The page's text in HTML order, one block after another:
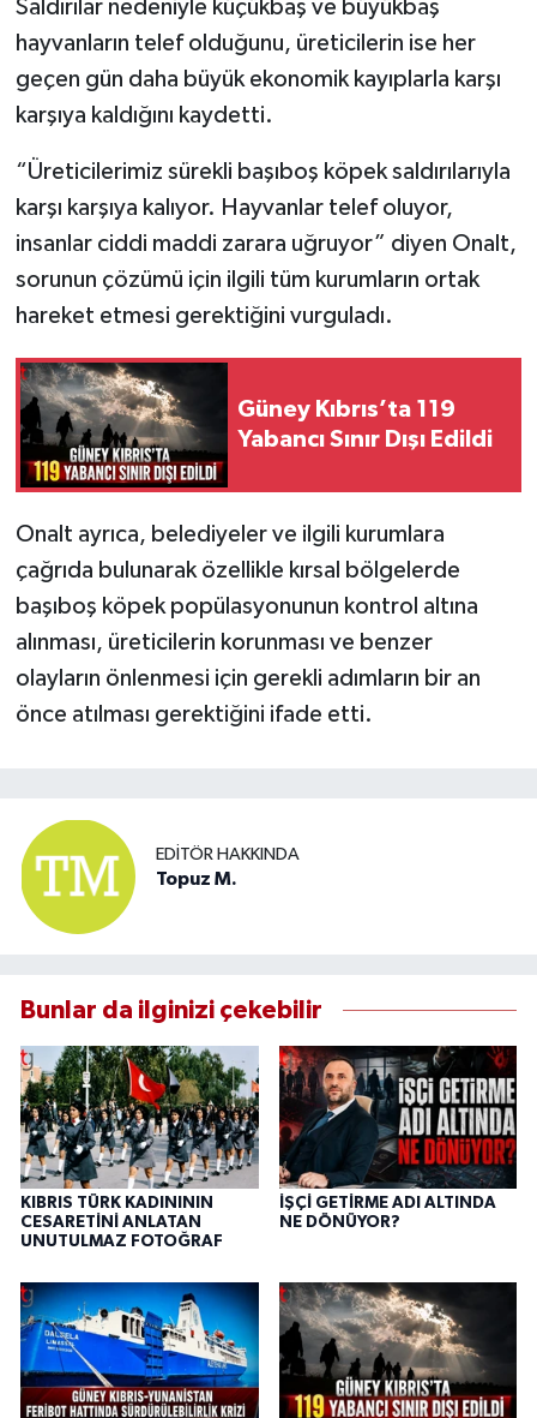
Saldırılar nedeniyle küçükbaş ve büyükbaş
hayvanların telef olduğunu, üreticilerin ise her
geçen gün daha büyük ekonomik kayıplarla karşı
karşıya kaldığını kaydetti.
“Üreticilerimiz sürekli başıboş köpek saldırılarıyla
karşı karşıya kalıyor. Hayvanlar telef oluyor,
insanlar ciddi maddi zarara uğruyor” diyen Onalt,
sorunun çözümü için ilgili tüm kurumların ortak
hareket etmesi gerektiğini vurguladı.
Güney Kıbrıs’ta 119
Yabancı Sınır Dışı Edildi
Onalt ayrıca, belediyeler ve ilgili kurumlara
çağrıda bulunarak özellikle kırsal bölgelerde
başıboş köpek popülasyonunun kontrol altına
alınması, üreticilerin korunması ve benzer
olayların önlenmesi için gerekli adımların bir an
önce atılması gerektiğini ifade etti.
EDITÖR HAKKINDA
Topuz M.
Bunlar da ilginizi çekebilir
KIBRIS TÜRK KADINININ
CESARETİNİ ANLATAN
UNUTULMAZ FOTOĞRAF
İŞÇİ GETİRME ADI ALTINDA
NE DÖNÜYOR?